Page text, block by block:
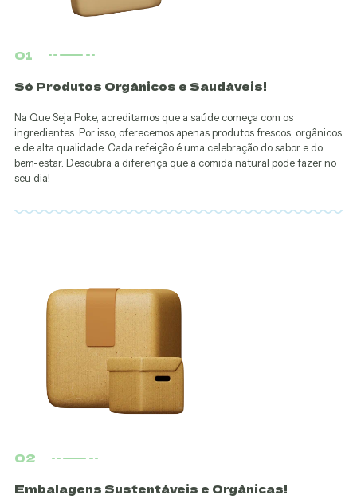
01
Só Produtos Orgânicos e Saudáveis!
Na Que Seja Poke, acreditamos que a saúde começa com os
ingredientes. Por isso, oferecemos apenas produtos frescos, orgânicos
e de alta qualidade. Cada refeição é uma celebração do sabor e do
bem-estar. Descubra a diferença que a comida natural pode fazer no
seu dia!
02
Embalagens Sustentáveis e Orgânicas!